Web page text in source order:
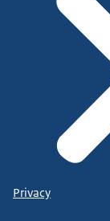
Privacy